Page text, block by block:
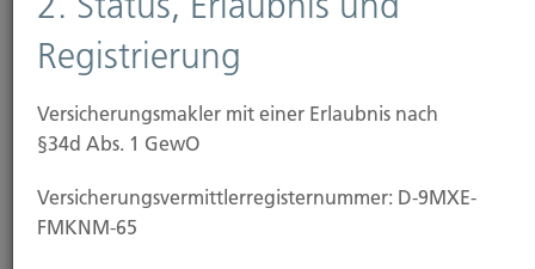
Rohrbruch sowie
Sturm und Hagel
Schäden durch Hochwasser oder Schneelast fallen
nicht unter den Schutz einer klassischen
Extremwetter durch den fortschreitenden
Klimawandel machen zusätzlichen
Registrierung
Versicherungsmakler mit einer Erlaubnis nach
§34d Abs. 1 GewO
Versicherungs­vermittler­registernummer: D-9MXE-
FMKNM-65